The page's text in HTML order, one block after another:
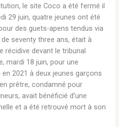
le site Coco a été fermé il
29 juin, quatre jeunes ont été
des guets-apens tendus via
seventy three ans, était à
récidive devant le tribunal
mardi 18 juin, pour une
2021 à deux jeunes garçons
prêtre, condamné pour
avait bénéficié d’une
et a été retrouvé mort à son